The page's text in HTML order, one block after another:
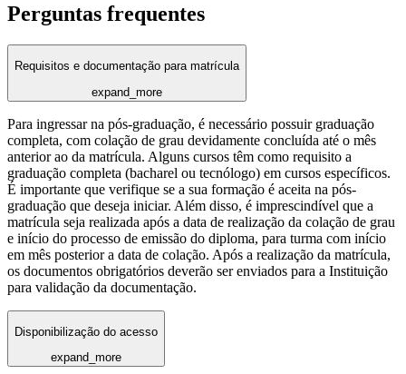
Perguntas frequentes
Requisitos e documentação para matrícula
expand_more
Para ingressar na pós-graduação, é necessário possuir graduação
completa, com colação de grau devidamente concluída até o mês
anterior ao da matrícula. Alguns cursos têm como requisito a
graduação completa (bacharel ou tecnólogo) em cursos específicos.
É importante que verifique se a sua formação é aceita na pós-
graduação que deseja iniciar. Além disso, é imprescindível que a
matrícula seja realizada após a data de realização da colação de grau
e início do processo de emissão do diploma, para turma com início
em mês posterior a data de colação. Após a realização da matrícula,
os documentos obrigatórios deverão ser enviados para a Instituição
para validação da documentação.
Disponibilização do acesso
expand_more